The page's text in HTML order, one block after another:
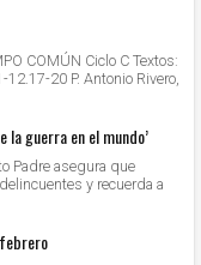
COMÚN Ciclo C Textos:
20 P. Antonio Rivero,
la guerra en el mundo’
Padre asegura que
y recuerda a